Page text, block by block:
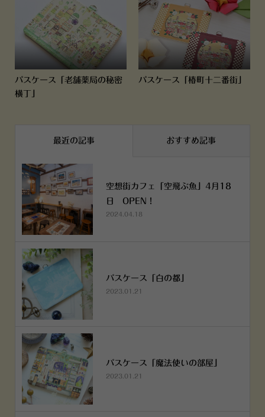
パスケース「老舗薬局の秘密
横丁」
パスケース「椿町十二番街」
最近の記事 おすすめ記事
空想街カフェ「空飛ぶ魚」4月18
日 OPEN！
2024.04.18
パスケース「白の都」
2023.01.21
パスケース「魔法使いの部屋」
2023.01.21